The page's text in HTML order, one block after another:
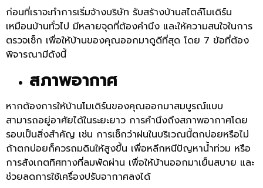
ก่อนที่เราจะทำการเริ่มจ้างบริษัท รับสร้างบ้านสไตล์โมเดิร์น
เหมือนบ้านทั่วไป มีหลายจุดที่ต้องคำนึง และให้ความสนใจในการ
ตรวจเช็ก เพื่อให้บ้านของคุณออกมาดูดีที่สุด โดย 7 ข้อที่ต้อง
พิจารณามีดังนี้
สภาพอากาศ
หากต้องการให้บ้านโมเดิร์นของคุณออกมาสมบูรณ์แบบ
สามารถอยู่อาศัยได้ในระยะยาว การคำนึงถึงสภาพอากาศโดย
รอบเป็นสิ่งสำคัญ เช่น การเช็กว่าฝนในบริเวณนี้ตกบ่อยหรือไม่
ถ้าตกบ่อยก็ควรถมดินให้สูงขึ้น เพื่อหลีกหนีปัญหาน้ำท่วม หรือ
การสังเกตทิศทางที่ลมพัดผ่าน เพื่อให้บ้านออกมาเย็นสบาย และ
ช่วยลดการใช้เครื่องปรับอากาศลงได้